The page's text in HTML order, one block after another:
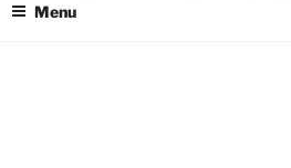
Menu